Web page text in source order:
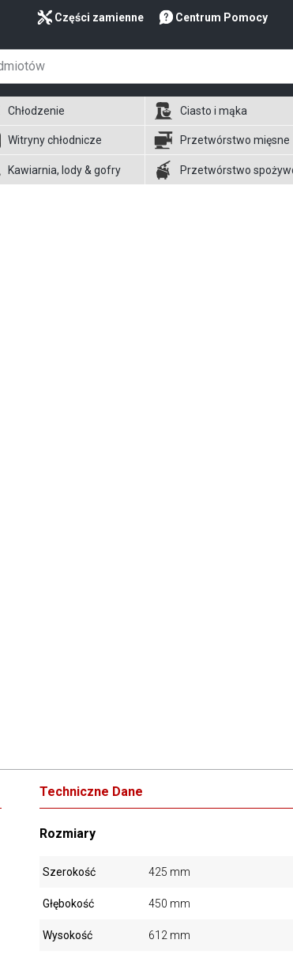
Części zamienne Centrum Pomocy
Chłodzenie Ciasto i mąka
Witryny chłodnicze Przetwórstwo mięsne
Kawiarnia, lody & gofry
Techniczne Dane
Rozmiary
Szerokość 425 mm
Głębokość 450 mm
Wysokość 612 mm